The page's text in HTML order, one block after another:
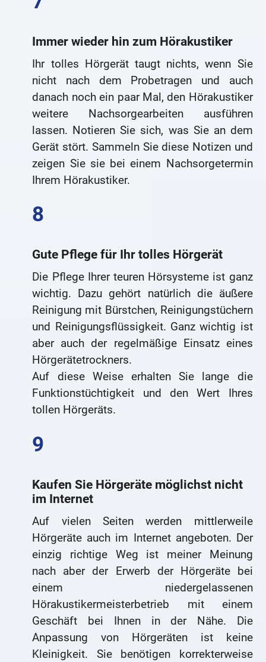
Immer wieder hin zum Hörakustiker
Ihr tolles Hörgerät taugt nichts, wenn Sie
nicht nach dem Probetragen und auch
danach noch ein paar Mal, den Hörakustiker
weitere Nachsorgearbeiten ausführen
lassen. Notieren Sie sich, was Sie an dem
Gerät stört. Sammeln Sie diese Notizen und
zeigen Sie sie bei einem Nachsorgetermin
Ihrem Hörakustiker.
Gute Pflege für Ihr tolles Hörgerät
Die Pflege Ihrer teuren Hörsysteme ist ganz
wichtig. Dazu gehört natürlich die äußere
Reinigung mit Bürstchen, Reinigungstüchern
und Reinigungsflüssigkeit. Ganz wichtig ist
aber auch der regelmäßige Einsatz eines
Hörgerätetrockners.
Auf diese Weise erhalten Sie lange die
Funktionstüchtigkeit und den Wert Ihres
tollen Hörgeräts.
Kaufen Sie Hörgeräte möglichst nicht
im Internet
Auf vielen Seiten werden mittlerweile
Hörgeräte auch im Internet angeboten. Der
einzig richtige Weg ist meiner Meinung
nach aber der Erwerb der Hörgeräte bei
einem niedergelassenen
Hörakustikermeisterbetrieb mit einem
Geschäft bei Ihnen in der Nähe. Die
Anpassung von Hörgeräten ist keine
Kleinigkeit. Sie benötigen korrekterweise